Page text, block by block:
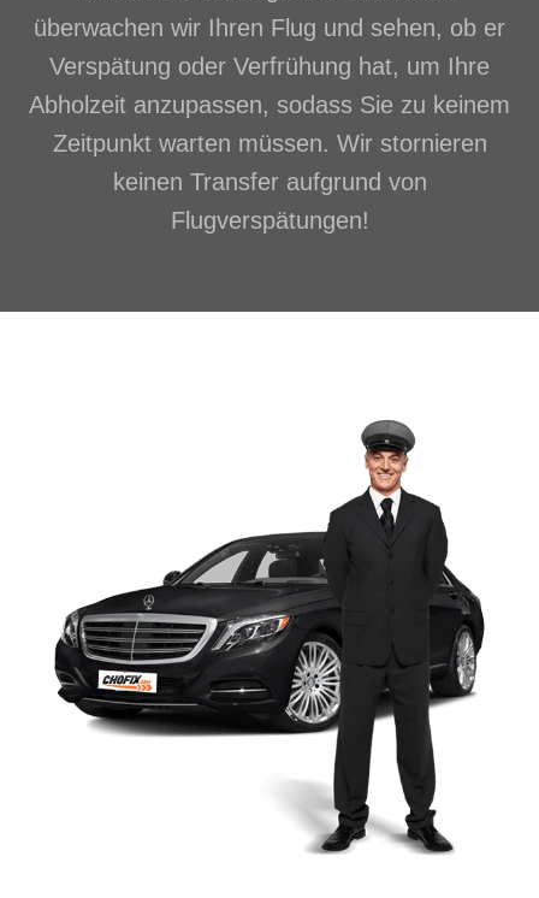
überwachen wir Ihren Flug und sehen, ob er
Verspätung oder Verfrühung hat, um Ihre
Abholzeit anzupassen, sodass Sie zu keinem
Zeitpunkt warten müssen. Wir stornieren
keinen Transfer aufgrund von
Flugverspätungen!